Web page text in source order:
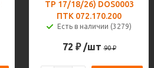
TP 17/18/26) DOS0003
ПТК 072.170.200
Есть в наличии (3279)
72 ₽ /шт 90₽